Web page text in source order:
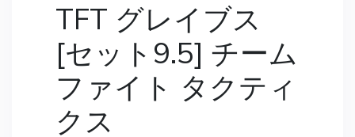
TFT グレイブス
[セット9.5] チーム
ファイト タクティ
クス